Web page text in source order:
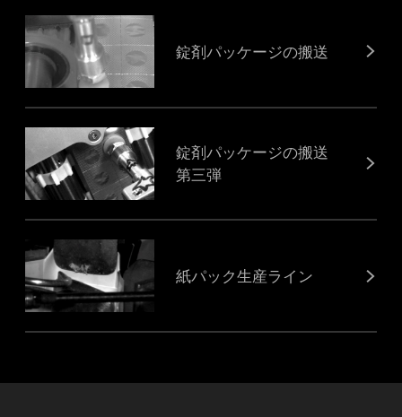
錠剤パッケージの搬送
錠剤パッケージの搬送
第三弾
紙パック生産ライン